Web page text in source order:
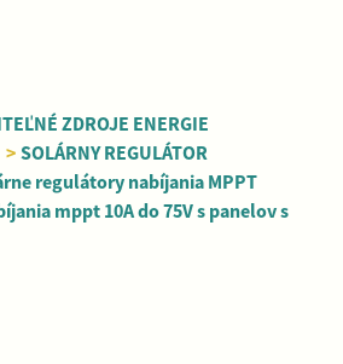
ZDROJE ENERGIE
> SOLÁRNY REGULÁTOR
regulátory nabíjania MPPT
mppt 10A do 75V s panelov s